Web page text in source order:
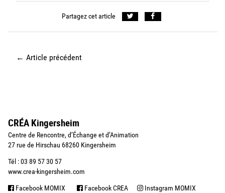
Partagez cet article
← Article précédent
CRÉA Kingersheim
Centre de Rencontre, d’Échange et d’Animation
27 rue de Hirschau 68260 Kingersheim
Tél : 03 89 57 30 57
www.crea-kingersheim.com
Facebook MOMIX Facebook CREA Instagram MOMIX